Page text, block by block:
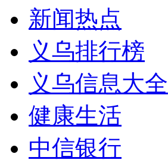
新闻热点
义乌排行榜
义乌信息大全
健康生活
中信银行